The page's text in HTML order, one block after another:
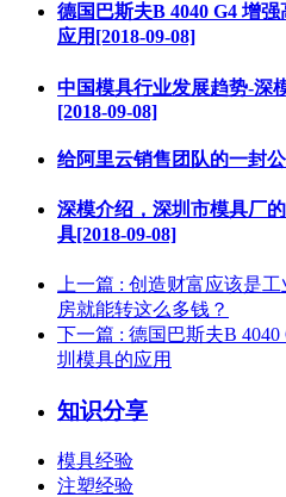
德国巴斯夫B 4040 G4 增
应用[2018-09-08]
中国模具行业发展趋势-深
[2018-09-08]
给阿里云销售团队的一封
深模介绍，深圳市模具厂
具[2018-09-08]
上一篇 : 创造财富应该是
房就能转这么多钱？
下一篇 : 德国巴斯夫B
圳模具的应用
知识分享
模具经验
注塑经验